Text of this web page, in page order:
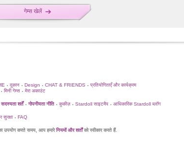
गेम्स खेलें
• दुकान • Design • CHAT & FRIENDS • प्रतियोगिताएँ और कार्यक्रम
• मिनी गेम्स • मेरा अकाउंट
सदस्यता शर्तें • गोपनीयता नीति • कुकीज़ • Stardoll साइटमैप • आधिकारिक Stardoll ब्लॉग
सुरक्षा • FAQ
उपयोग करते समय, आप हमारेनियमों और शर्तोंको स्वीकार करते हैं.